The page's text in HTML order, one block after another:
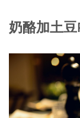
奶酪加土